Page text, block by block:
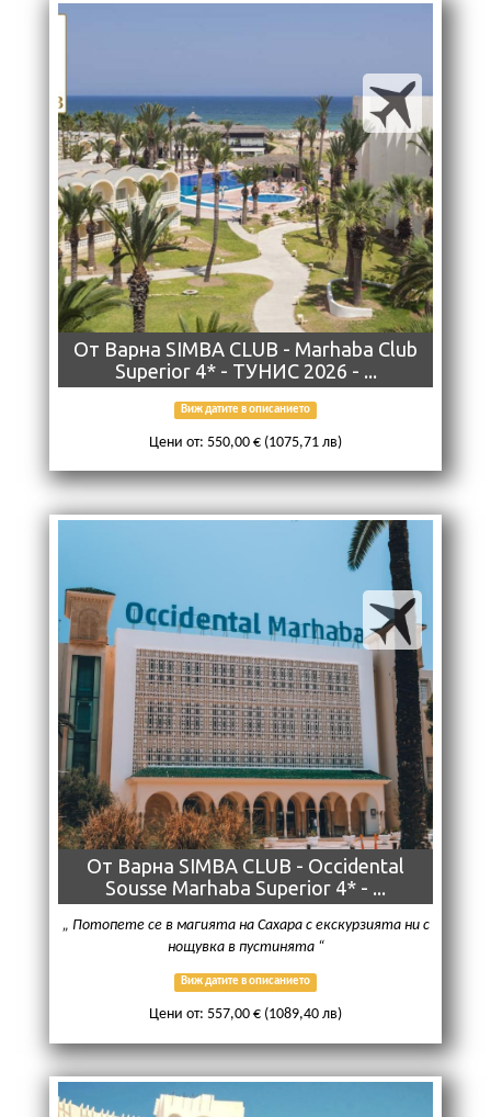
Oт Варна SIMBA CLUB - Marhaba Club
Superior 4* - ТУНИС 2026 - ...
Виж датите в описанието
Цени от: 550,00 € (1075,71 лв)
От Варна SIMBA CLUB - Occidental
Sousse Marhaba Superior 4* - ...
Потопете се в магията на Сахара с екскурзията ни с
нощувка в пустинята
Виж датите в описанието
Цени от: 557,00 € (1089,40 лв)